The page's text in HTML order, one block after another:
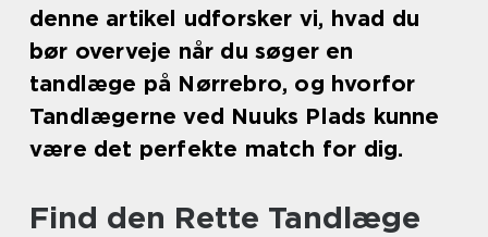
denne artikel udforsker vi, hvad du
bør overveje når du søger en
tandlæge på Nørrebro, og hvorfor
Tandlægerne ved Nuuks Plads kunne
være det perfekte match for dig.
Find den Rette Tandlæge